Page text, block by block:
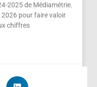
2025 de Médiamétrie.
2026 pour faire valoir
chiffres